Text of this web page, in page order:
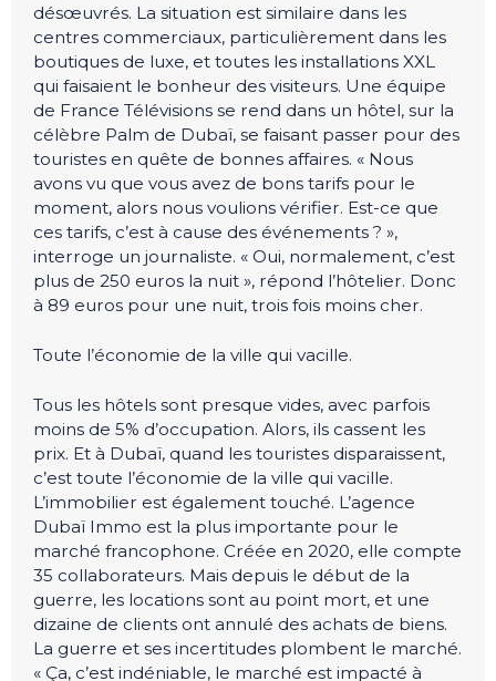
désœuvrés. La situation est similaire dans les
centres commerciaux, particulièrement dans les
boutiques de luxe, et toutes les installations XXL
qui faisaient le bonheur des visiteurs. Une équipe
de France Télévisions se rend dans un hôtel, sur la
célèbre Palm de Dubaï, se faisant passer pour des
touristes en quête de bonnes affaires. « Nous
avons vu que vous avez de bons tarifs pour le
moment, alors nous voulions vérifier. Est-ce que
ces tarifs, c’est à cause des événements ? »,
interroge un journaliste. « Oui, normalement, c’est
plus de 250 euros la nuit », répond l’hôtelier. Donc
à 89 euros pour une nuit, trois fois moins cher.
Toute l’économie de la ville qui vacille.
Tous les hôtels sont presque vides, avec parfois
moins de 5% d’occupation. Alors, ils cassent les
prix. Et à Dubaï, quand les touristes disparaissent,
c’est toute l’économie de la ville qui vacille.
L’immobilier est également touché. L’agence
Dubaï Immo est la plus importante pour le
marché francophone. Créée en 2020, elle compte
35 collaborateurs. Mais depuis le début de la
guerre, les locations sont au point mort, et une
dizaine de clients ont annulé des achats de biens.
La guerre et ses incertitudes plombent le marché.
« Ça, c’est indéniable, le marché est impacté à